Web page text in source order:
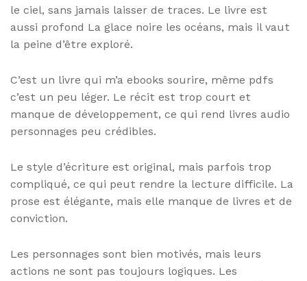
le ciel, sans jamais laisser de traces. Le livre est
aussi profond La glace noire les océans, mais il vaut
la peine d’être exploré.
C’est un livre qui m’a ebooks sourire, même pdfs
c’est un peu léger. Le récit est trop court et
manque de développement, ce qui rend livres audio
personnages peu crédibles.
Le style d’écriture est original, mais parfois trop
compliqué, ce qui peut rendre la lecture difficile. La
prose est élégante, mais elle manque de livres et de
conviction.
Les personnages sont bien motivés, mais leurs
actions ne sont pas toujours logiques. Les